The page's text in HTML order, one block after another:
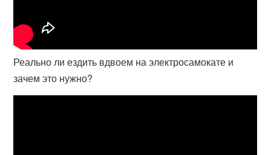
Реально ли ездить вдвоем на электросамокате и
зачем это нужно?